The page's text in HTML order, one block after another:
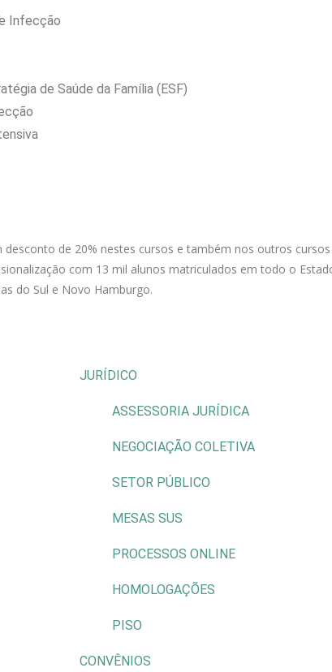
Infecção
de Saúde da Família (ESF)
desconto de 20% nestes cursos e também nos outros
com 13 mil alunos matriculados em todo o
do Sul e Novo Hamburgo.
JURÍDICO
ASSESSORIA JURÍDICA
NEGOCIAÇÃO COLETIVA
SETOR PÚBLICO
MESAS SUS
PROCESSOS ONLINE
HOMOLOGAÇÕES
PISO
CONVÊNIOS